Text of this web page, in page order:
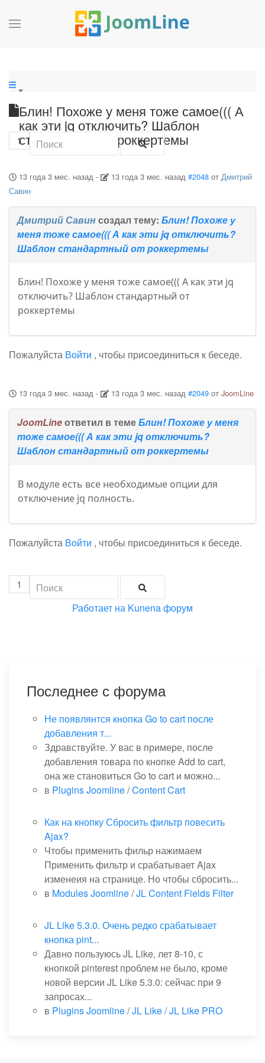
Блин! Похоже у меня тоже самое((( А
как эти jq отключить? Шаблон
стандартный от роккертемы
1
13 года 3 мес. назад- 13 года 3 мес. назад #2048 отДмитрий
Савин
Дмитрий Савинсоздал тему: Блин! Похоже у
меня тоже самое((( А как эти jq отключить?
Шаблон стандартный от роккертемы
Блин! Похоже у меня тоже самое((( А как эти jq
отключить? Шаблон стандартный от
роккертемы
Пожалуйста Войти , чтобы присоединиться к беседе.
13 года 3 мес. назад- 13 года 3 мес. назад #2049 отJoomLine
JoomLineответил в темеБлин! Похоже у меня
тоже самое((( А как эти jq отключить?
Шаблон стандартный от роккертемы
В модуле есть все необходимые опции для
отключение jq полность.
Пожалуйста Войти , чтобы присоединиться к беседе.
1
Работает на Kunena форум
Последнее с форума
Не появлянтся кнопка Go to cart после
добавления т...
Здравствуйте. У вас в примере, после
добавления товара по кнопке Add to cart,
она же становиться Go to cart и можно...
в Plugins Joomline/Content Cart
Как на кнопку Сбросить фильтр повесить
Ajax?
Чтобы применить фильр нажимаем
Применить фильтр и срабатывает Ajax
изменеия на странице. Но чтобы сбросить...
в Modules Joomline/JL Content Fields Filter
JL Like 5.3.0. Очень редко срабатывает
кнопка pint...
Давно пользуюсь JL Like, лет 8-10, с
кнопкой pinterest проблем не было, кроме
новой версии JL Like 5.3.0: сейчас при 9
запросах...
в Plugins Joomline/JL Like / JL Like PRO